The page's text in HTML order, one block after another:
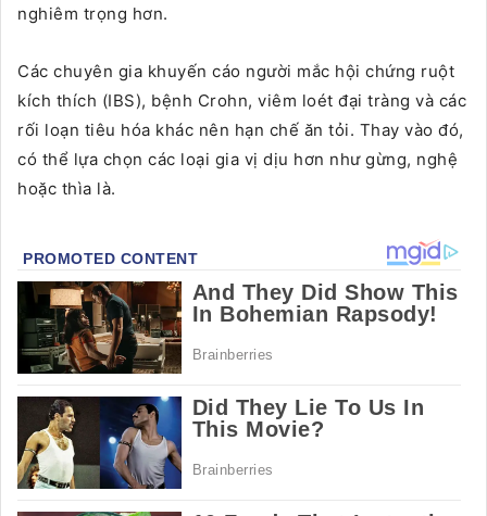
nghiêm trọng hơn.
Các chuyên gia khuyến cáo người mắc hội chứng ruột
kích thích (IBS), bệnh Crohn, viêm loét đại tràng và các
rối loạn tiêu hóa khác nên hạn chế ăn tỏi. Thay vào đó,
có thể lựa chọn các loại gia vị dịu hơn như gừng, nghệ
hoặc thìa là.